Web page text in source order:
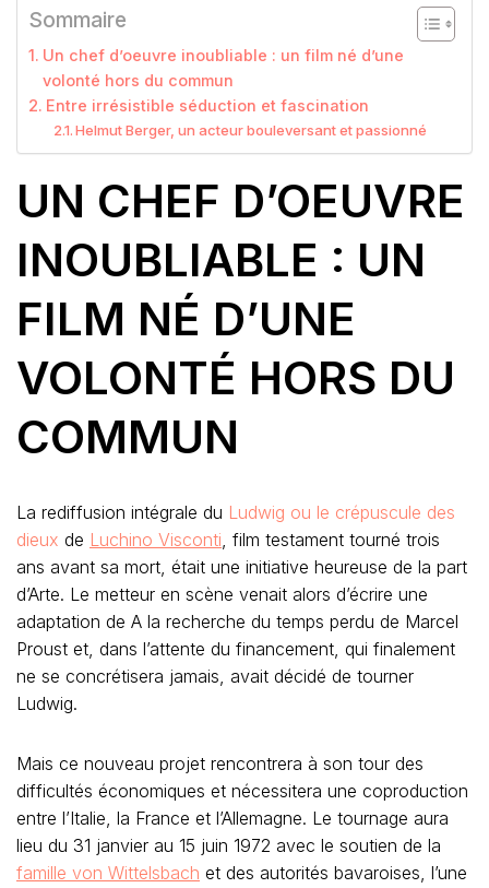
Sommaire
Un chef d’oeuvre inoubliable : un film né d’une
volonté hors du commun
Entre irrésistible séduction et fascination
Helmut Berger, un acteur bouleversant et passionné
UN CHEF D’OEUVRE
INOUBLIABLE : UN
FILM NÉ D’UNE
VOLONTÉ HORS DU
COMMUN
La rediffusion intégrale du Ludwig ou le crépuscule des
dieux de Luchino Visconti, film testament tourné trois
ans avant sa mort, était une initiative heureuse de la part
d’Arte. Le metteur en scène venait alors d’écrire une
adaptation de A la recherche du temps perdu de Marcel
Proust et, dans l’attente du financement, qui finalement
ne se concrétisera jamais, avait décidé de tourner
Ludwig.
Mais ce nouveau projet rencontrera à son tour des
difficultés économiques et nécessitera une coproduction
entre l’Italie, la France et l’Allemagne. Le tournage aura
lieu du 31 janvier au 15 juin 1972 avec le soutien de la
famille von Wittelsbach et des autorités bavaroises, l’une